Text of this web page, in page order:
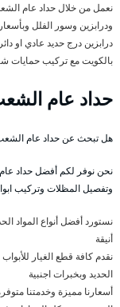
نعمل من خلال حداد عام
ودرابزين وسور الفلل
درابزين درج حديد عادي او
بالكويت مع تركيب حمايات
حداد عام
هل تبحث عن حداد عام
نحن نوفر لكم أفضل حداد عام
وتفصيل المظلات وتركيب
نستورد أفضل أنواع المواد
أنيقة
نقدم كافة قطع الغيار
الحديد وبخبرات اجنبية